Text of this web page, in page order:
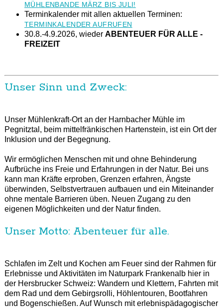
MÜHLENBANDE MÄRZ BIS JULI!
Terminkalender mit allen aktuellen Terminen:
TERMINKALENDER AUFRUFEN
30.8.-4.9.2026, wieder ABENTEUER FÜR ALLE -
FREIZEIT
Unser Sinn und Zweck:
Unser Mühlenkraft-Ort an der Harnbacher Mühle im
Pegnitztal, beim mittelfränkischen Hartenstein, ist ein Ort der
Inklusion und der Begegnung.
Wir ermöglichen Menschen mit und ohne Behinderung
Aufbrüche ins Freie und Erfahrungen in der Natur. Bei uns
kann man Kräfte erproben, Grenzen erfahren, Ängste
überwinden, Selbstvertrauen aufbauen und ein Miteinander
ohne mentale Barrieren üben. Neuen Zugang zu den
eigenen Möglichkeiten und der Natur finden.
Unser Motto: Abenteuer für alle.
Schlafen im Zelt und Kochen am Feuer sind der Rahmen für
Erlebnisse und Aktivitäten im Naturpark Frankenalb hier in
der Hersbrucker Schweiz: Wandern und Klettern, Fahrten mit
dem Rad und dem Gebirgsrolli, Höhlentouren, Bootfahren
und Bogenschießen. Auf Wunsch mit erlebnispädagogischer